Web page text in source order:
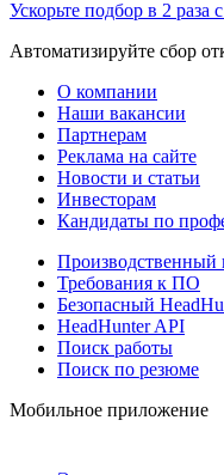
Ускорьте подбор в 2 раза
Автоматизируйте сбор
О компании
Наши вакансии
Партнерам
Реклама на сайте
Новости и статьи
Инвесторам
Кандидаты по
Производственный
Требования к ПО
Безопасный
HeadHunter API
Поиск работы
Поиск по резюме
Мобильное приложение